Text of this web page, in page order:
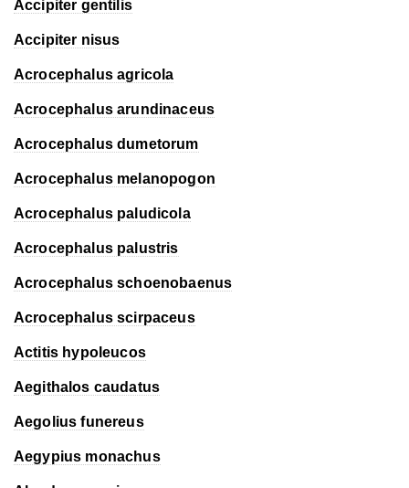
Accipiter gentilis
Accipiter nisus
Acrocephalus agricola
Acrocephalus arundinaceus
Acrocephalus dumetorum
Acrocephalus melanopogon
Acrocephalus paludicola
Acrocephalus palustris
Acrocephalus schoenobaenus
Acrocephalus scirpaceus
Actitis hypoleucos
Aegithalos caudatus
Aegolius funereus
Aegypius monachus